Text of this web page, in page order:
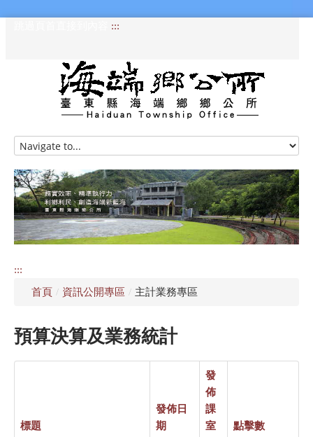
:::
HOME
訊息專區
認識海端
公所介紹
:::
首頁 / 資訊公開專區 / 主計業務專區
預算決算及業務統計
標題
發佈日
期
發
佈
課
室
點擊數